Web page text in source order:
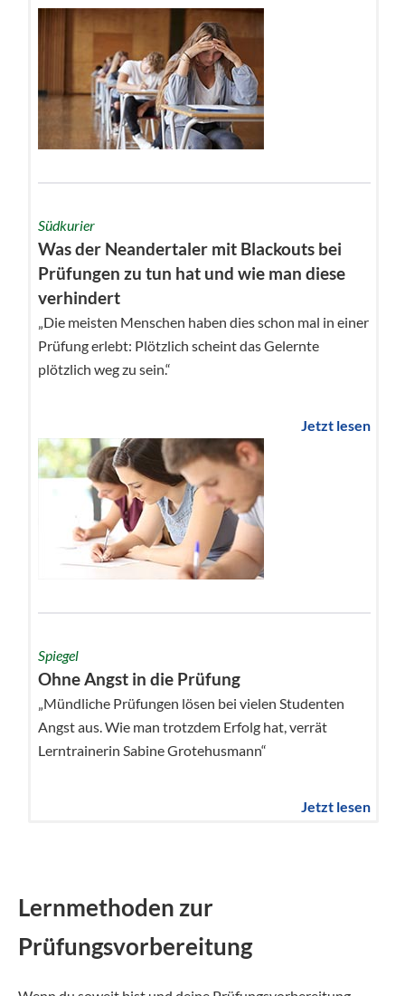
Südkurier
Was der Neandertaler mit Blackouts bei
Prüfungen zu tun hat und wie man diese
verhindert
„Die meisten Menschen haben dies schon mal in einer
Prüfung erlebt: Plötzlich scheint das Gelernte
plötzlich weg zu sein.“
Jetzt lesen
Spiegel
Ohne Angst in die Prüfung
„Mündliche Prüfungen lösen bei vielen Studenten
Angst aus. Wie man trotzdem Erfolg hat, verrät
Lerntrainerin Sabine Grotehusmann“
Jetzt lesen
Lernmethoden zur
Prüfungsvorbereitung